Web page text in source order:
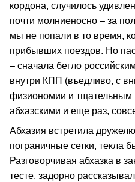
кордона, случилось
почти молниеносно – за
мы не попали в то время,
прибывших поездов. Но
– сначала бегло
внутри КПП (въедливо, с
физиономии и тщательным
абхазскими и еще раз,
Абхазия встретила
пограничные сетки, текла
Разговорчивая абхазка в
тесте, задорно